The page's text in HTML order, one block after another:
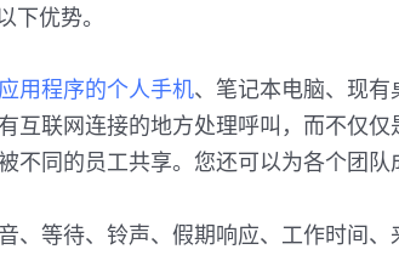
下优势。
用程序的个人手机、笔记本电脑、现
互联网连接的地方处理呼叫，而不仅仅
不同的员工共享。您还可以为各个团
、等待、铃声、假期响应、工作时间